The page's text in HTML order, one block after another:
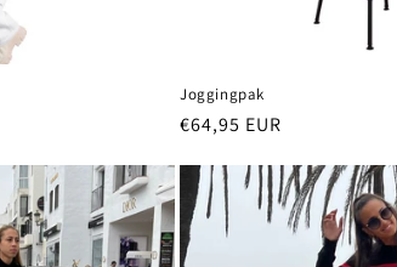
Joggingpak
Normale
€64,95 EUR